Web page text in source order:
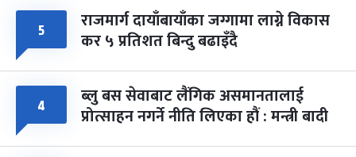
५ राजमार्ग दायाँबायाँका जग्गामा लाग्ने विकास
कर ५ प्रतिशत बिन्दु बढाइँदै
४ ब्लु बस सेवाबाट लैंगिक असमानतालाई
प्रोत्साहन नगर्ने नीति लिएका हौं : मन्त्री बादी